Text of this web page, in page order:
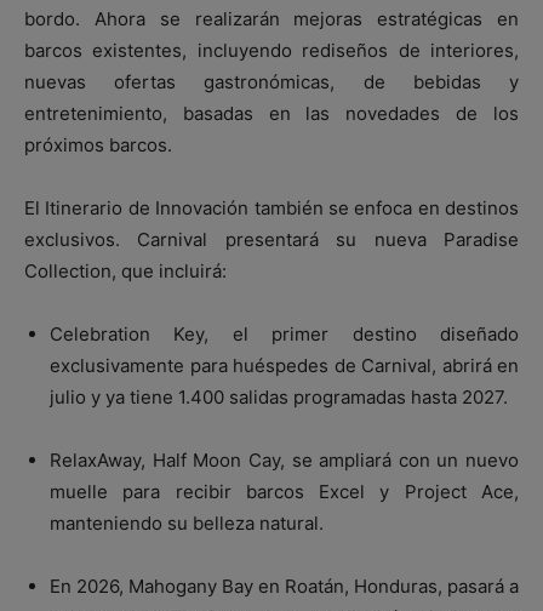
bordo. Ahora se realizarán mejoras estratégicas en
barcos existentes, incluyendo rediseños de interiores,
nuevas ofertas gastronómicas, de bebidas y
entretenimiento, basadas en las novedades de los
próximos barcos.
El Itinerario de Innovación también se enfoca en destinos
exclusivos. Carnival presentará su nueva Paradise
Collection, que incluirá:
Celebration Key, el primer destino diseñado
exclusivamente para huéspedes de Carnival, abrirá en
julio y ya tiene 1.400 salidas programadas hasta 2027.
RelaxAway, Half Moon Cay, se ampliará con un nuevo
muelle para recibir barcos Excel y Project Ace,
manteniendo su belleza natural.
En 2026, Mahogany Bay en Roatán, Honduras, pasará a